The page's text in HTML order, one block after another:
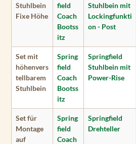
Stuhlbein
Fixe Höhe
field
Coach
Bootss
itz
Stuhlbein mit
Lockingfunkti
on - Post
Set mit
höhenvers
tellbarem
Stuhlbein
Spring
field
Coach
Bootss
itz
Springfield
Stuhlbein mit
Power-Rise
Set für
Montage
auf
Spring
field
Coach
Springfield
Drehteller